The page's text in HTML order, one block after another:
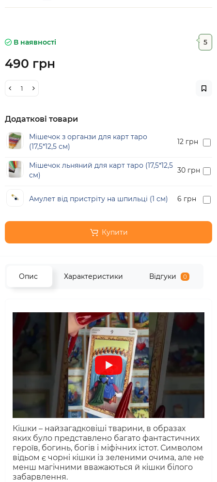
В наявності 5
490 грн
Додаткові товари
Мішечок з органзи для карт таро
(17,5*12,5 см)
12 грн
Мішечок льняний для карт таро (17,5*12,5
см)
30 грн
Амулет від пристріту на шпильці (1 см) 6 грн
Купити
Опис Характеристики Відгуки 0
Кішки – найзагадковіші тварини, в образах
яких було представлено багато фантастичних
героїв, богинь, богів і міфічних істот. Символом
відьом є чорні кішки із зеленими очима, але не
менш магічними вважаються й кішки білого
забарвлення.